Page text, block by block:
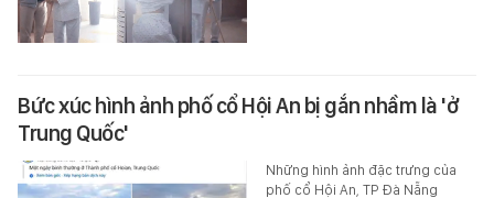
Bức xúc hình ảnh phố cổ Hội An bị gắn nhầm là 'ở
Trung Quốc'
Những hình ảnh đặc trưng của
phố cổ Hội An, TP Đà Nẵng